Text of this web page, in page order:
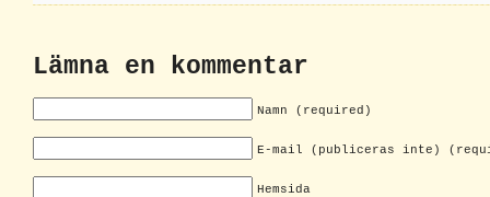
Lämna en kommentar
Namn (required)
E-mail (publiceras inte)
Hemsida